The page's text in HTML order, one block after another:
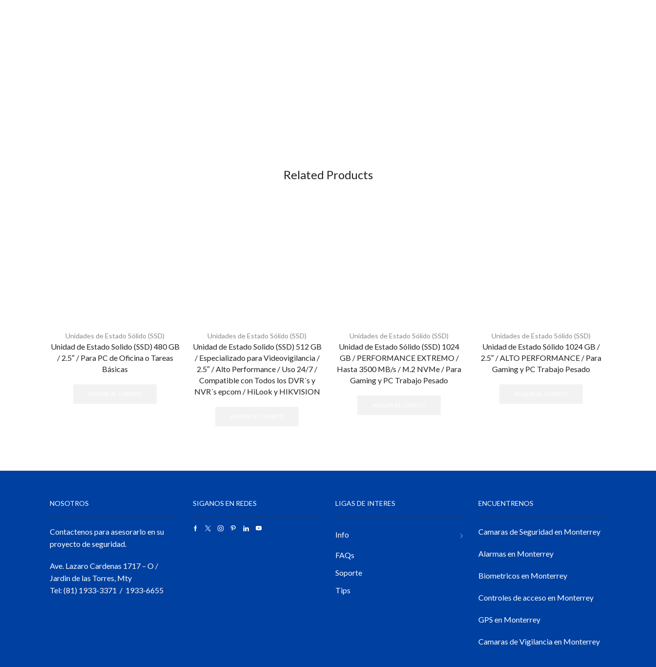
Related Products
Unidades de Estado Sólido (SSD)
Unidad de Estado Solido (SSD) 480 GB
/ 2.5″ / Para PC de Oficina o Tareas
Básicas
Unidades de Estado Sólido (SSD)
Unidad de Estado Solido (SSD) 512 GB
/ Especializado para Videovigilancia /
2.5″ / Alto Performance / Uso 24/7 /
Compatible con Todos los DVR´s y
NVR´s epcom / HiLook y HIKVISION
Unidades de Estado Sólido (SSD)
Unidad de Estado Sólido (SSD) 1024
GB / PERFORMANCE EXTREMO /
Hasta 3500 MB/s / M.2 NVMe / Para
Gaming y PC Trabajo Pesado
Unidades de Estado Sólido (SSD)
Unidad de Estado Sólido 1024 GB /
2.5″ / ALTO PERFORMANCE / Para
Gaming y PC Trabajo Pesado
NOSOTROS
Contactenos para asesorarlo en su
proyecto de seguridad.
Ave. Lazaro Cardenas 1717 – O /
Jardin de las Torres, Mty
Tel: (81) 1933-3371 / 1933-6655
SIGANOS EN REDES LIGAS DE INTERES
Info
FAQs
Soporte
Tips
ENCUENTRENOS
Camaras de Seguridad en Monterrey
Alarmas en Monterrey
Biometricos en Monterrey
Controles de acceso en Monterrey
GPS en Monterrey
Camaras de Vigilancia en Monterrey